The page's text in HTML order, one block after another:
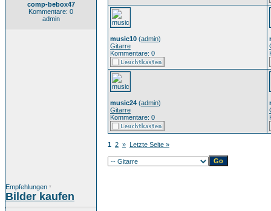
comp-bebox47
Kommentare: 0
admin
Empfehlungen *
Bilder kaufen
music10 (admin)
Gitarre
Kommentare: 0
music24 (admin)
Gitarre
Kommentare: 0
1 2 » Letzte Seite »